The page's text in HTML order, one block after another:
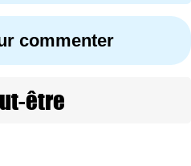
commenter
être